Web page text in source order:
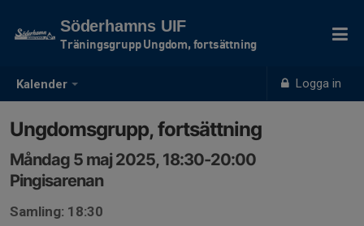
Kalender Logga in
Söderhamns UIF
Träningsgrupp Ungdom, fortsättning
Ungdomsgrupp, fortsättning
Måndag 5 maj 2025, 18:30-20:00
Pingisarenan
Samling: 18:30